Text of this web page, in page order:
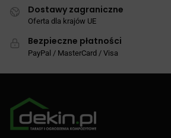
Dostawy zagraniczne
Oferta dla krajów UE
Bezpieczne płatności
PayPal / MasterCard / Visa